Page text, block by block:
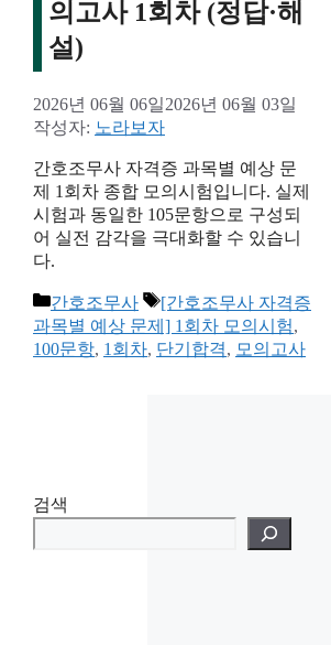
의고사 1회차 (정답·해
설)
2026년 06월 06일2026년 06월 03일
작성자: 노라보자
간호조무사 자격증 과목별 예상 문
제 1회차 종합 모의시험입니다. 실제
시험과 동일한 105문항으로 구성되
어 실전 감각을 극대화할 수 있습니
다.
카
테
고
간호조무사
태
그
[간호조무사 자격증
과목별 예상 문제] 1회차 모의시험,
100문항, 1회차, 단기합격, 모의고사
검색